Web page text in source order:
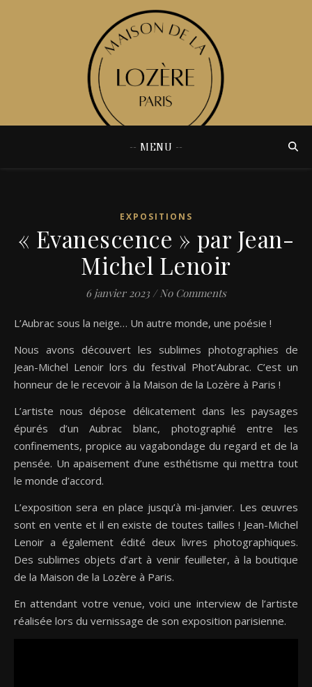
PARIS
-- MENU --
EXPOSITIONS
« Evanescence » par Jean-
Michel Lenoir
6 janvier 2023 / No Comments
L’Aubrac sous la neige… Un autre monde, une poésie !
Nous avons découvert les sublimes photographies de
Jean-Michel Lenoir lors du festival Phot’Aubrac. C’est un
honneur de le recevoir à la Maison de la Lozère à Paris !
L’artiste nous dépose délicatement dans les paysages
épurés d’un Aubrac blanc, photographié entre les
confinements, propice au vagabondage du regard et de la
pensée. Un apaisement d’une esthétisme qui mettra tout
le monde d’accord.
L’exposition sera en place jusqu’à mi-janvier. Les œuvres
sont en vente et il en existe de toutes tailles ! Jean-Michel
Lenoir a également édité deux livres photographiques.
Des sublimes objets d’art à venir feuilleter, à la boutique
de la Maison de la Lozère à Paris.
En attendant votre venue, voici une interview de l’artiste
réalisée lors du vernissage de son exposition parisienne.